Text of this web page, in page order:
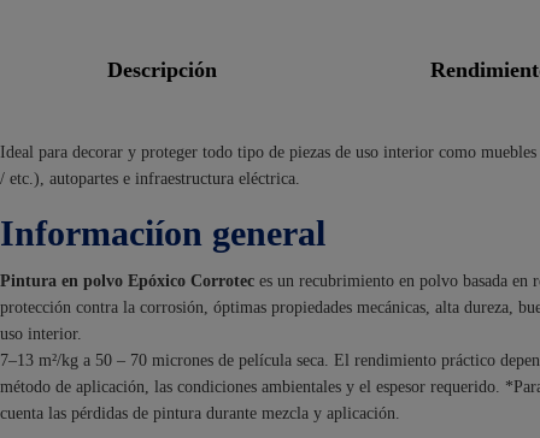
descripción
Ideal para decorar y proteger todo tipo de piezas de uso interior como
/ etc.), autopartes e infraestructura eléctrica.
Informaciíon general
Pintura en polvo Epóxico Corrotec es un recubrimiento en polvo basada en
protección contra la corrosión, óptimas propiedades mecánicas, alta dureza,
uso interior.
7–13 m²/kg a 50 – 70 micrones de película seca. El rendimiento práctico
método de aplicación, las condiciones ambientales y el espesor requerido.
cuenta las pérdidas de pintura durante mezcla y aplicación.